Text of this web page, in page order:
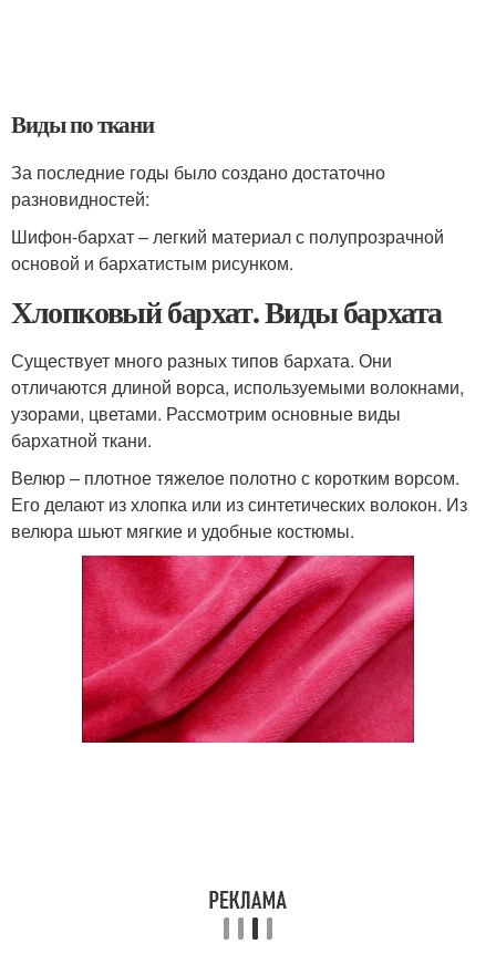
Виды по ткани
За последние годы было создано достаточно
разновидностей:
Шифон-бархат – легкий материал с полупрозрачной
основой и бархатистым рисунком.
Хлопковый бархат. Виды бархата
Существует много разных типов бархата. Они
отличаются длиной ворса, используемыми волокнами,
узорами, цветами. Рассмотрим основные виды
бархатной ткани.
Велюр – плотное тяжелое полотно с коротким ворсом.
Его делают из хлопка или из синтетических волокон. Из
велюра шьют мягкие и удобные костюмы.